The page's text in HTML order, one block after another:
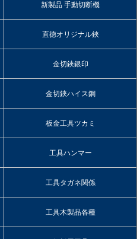
新製品 手動切断機
直徳オリジナル鋏
金切鋏銀印
金切鋏ハイス鋼
板金工具ツカミ
工具ハンマー
工具タガネ関係
工具木製品各種